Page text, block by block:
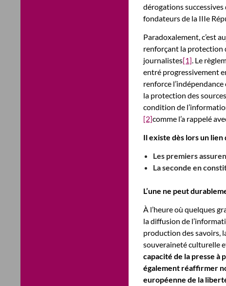
dérogations
fondateurs de la IIIe
Paradoxalement, c’est
renforçant la protection
journalistes[1]. Le
entré progressivement
renforce
la protection des
condition de
[2]comme l’a rappelé
Il existe dès lors un
Les premiers
La seconde en
L’une ne peut
À l’heure où quelques
la diffusion de
production des savoirs,
souveraineté culturelle
capacité de la presse à
également réaffirmer
européenne de la